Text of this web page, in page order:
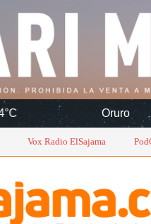
6
Vox Radio ElSajama